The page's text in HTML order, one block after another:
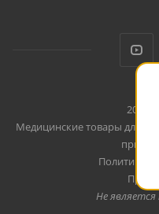
2026
Медицинские товары для
при
Политика
Не